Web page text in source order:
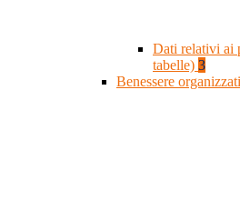
Dati relativi ai
tabelle) 3
Benessere